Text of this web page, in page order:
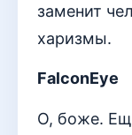
заменит
харизмы.
FalconEye
О, боже.